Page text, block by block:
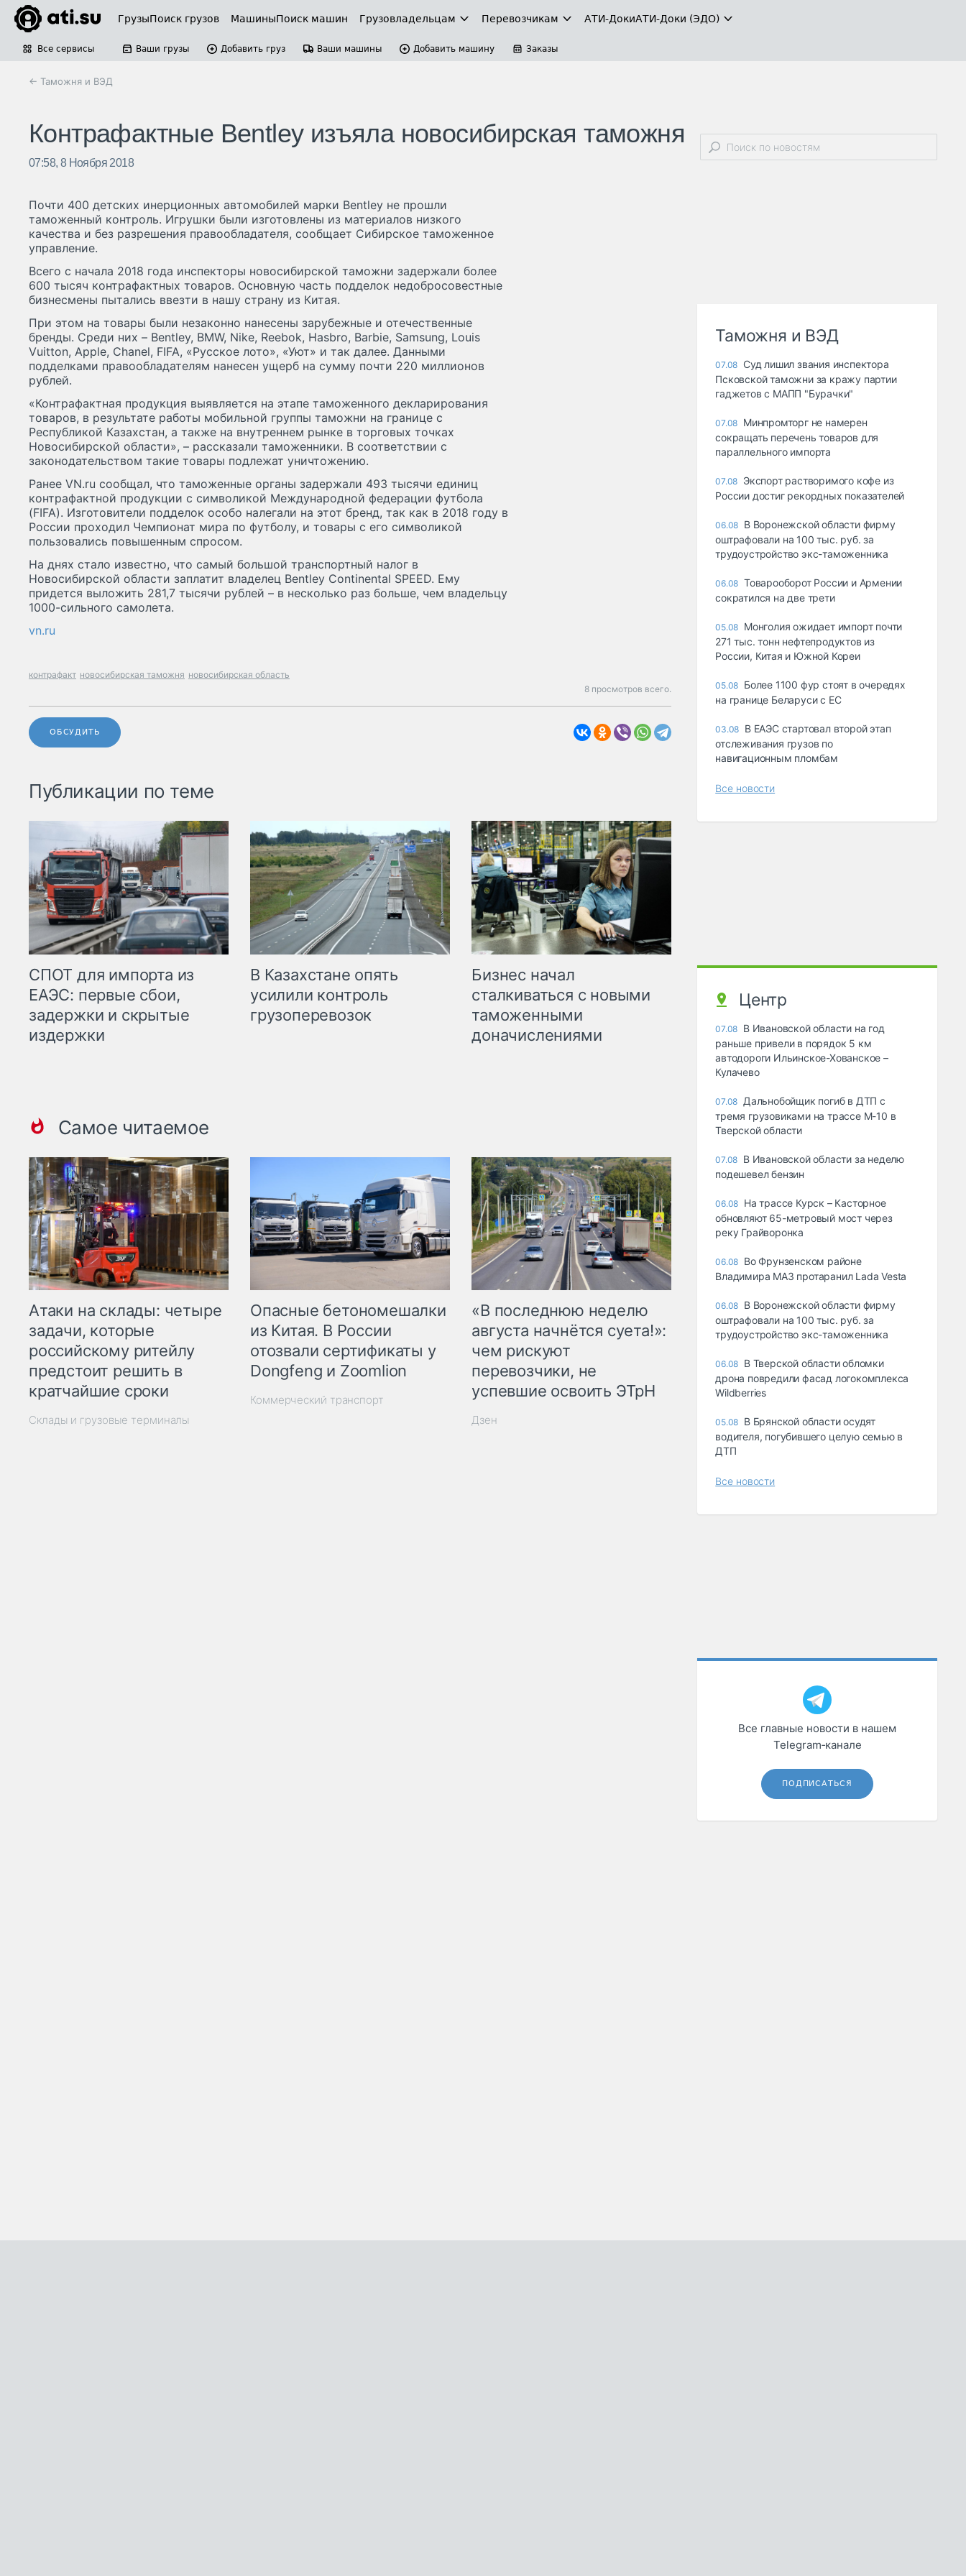
ГрузыПоиск грузов МашиныПоиск машин Грузовладельцам Перевозчикам АТИ-ДокиАТИ-Доки (ЭДО)
Все сервисы Ваши грузы Добавить груз Ваши машины Добавить машину Заказы
← Таможня и ВЭД
Контрафактные Bentley изъяла новосибирская таможня
07:58, 8 Ноября 2018
Почти 400 детских инерционных автомобилей марки Bentley не прошли
таможенный контроль. Игрушки были изготовлены из материалов низкого
качества и без разрешения правообладателя, сообщает Сибирское таможенное
управление.
Всего с начала 2018 года инспекторы новосибирской таможни задержали более
600 тысяч контрафактных товаров. Основную часть подделок недобросовестные
бизнесмены пытались ввезти в нашу страну из Китая.
При этом на товары были незаконно нанесены зарубежные и отечественные
бренды. Среди них – Bentley, BMW, Nike, Reebok, Hasbro, Barbie, Samsung, Louis
Vuitton, Apple, Chanel, FIFA, «Русское лото», «Уют» и так далее. Данными
подделками правообладателям нанесен ущерб на сумму почти 220 миллионов
рублей.
«Контрафактная продукция выявляется на этапе таможенного декларирования
товаров, в результате работы мобильной группы таможни на границе с
Республикой Казахстан, а также на внутреннем рынке в торговых точках
Новосибирской области», – рассказали таможенники. В соответствии с
законодательством такие товары подлежат уничтожению.
Ранее VN.ru сообщал, что таможенные органы задержали 493 тысячи единиц
контрафактной продукции с символикой Международной федерации футбола
(FIFA). Изготовители подделок особо налегали на этот бренд, так как в 2018 году в
России проходил Чемпионат мира по футболу, и товары с его символикой
пользовались повышенным спросом.
На днях стало известно, что самый большой транспортный налог в
Новосибирской области заплатит владелец Bentley Continental SРЕЕD. Ему
придется выложить 281,7 тысячи рублей – в несколько раз больше, чем владельцу
1000-сильного самолета.
vn.ru
контрафакт новосибирская таможня новосибирская область
8 просмотров всего.
ОБСУДИТЬ
Публикации по теме
СПОТ для импорта из
ЕАЭС: первые сбои,
задержки и скрытые
издержки
В Казахстане опять
усилили контроль
грузоперевозок
Бизнес начал
сталкиваться с новыми
таможенными
доначислениями
Самое читаемое
Атаки на склады: четыре
задачи, которые
российскому ритейлу
предстоит решить в
кратчайшие сроки
Склады и грузовые терминалы
Опасные бетономешалки
из Китая. В России
отозвали сертификаты у
Dongfeng и Zoomlion
Коммерческий транспорт
«В последнюю неделю
августа начнётся суета!»:
чем рискуют
перевозчики, не
успевшие освоить ЭТрН
Дзен
Таможня и ВЭД
07.08 Суд лишил звания инспектора
Псковской таможни за кражу партии
гаджетов с МАПП "Бурачки"
07.08 Минпромторг не намерен
сокращать перечень товаров для
параллельного импорта
07.08 Экспорт растворимого кофе из
России достиг рекордных показателей
06.08 В Воронежской области фирму
оштрафовали на 100 тыс. руб. за
трудоустройство экс-таможенника
06.08 Товарооборот России и Армении
сократился на две трети
05.08 Монголия ожидает импорт почти
271 тыс. тонн нефтепродуктов из
России, Китая и Южной Кореи
05.08 Более 1100 фур стоят в очередях
на границе Беларуси с ЕС
03.08 В ЕАЭС стартовал второй этап
отслеживания грузов по
навигационным пломбам
Все новости
Центр
07.08 В Ивановской области на год
раньше привели в порядок 5 км
автодороги Ильинское-Хованское –
Кулачево
07.08 Дальнобойщик погиб в ДТП с
тремя грузовиками на трассе М-10 в
Тверской области
07.08 В Ивановской области за неделю
подешевел бензин
06.08 На трассе Курск – Касторное
обновляют 65-метровый мост через
реку Грайворонка
06.08 Во Фрунзенском районе
Владимира МАЗ протаранил Lada Vesta
06.08 В Воронежской области фирму
оштрафовали на 100 тыс. руб. за
трудоустройство экс-таможенника
06.08 В Тверской области обломки
дрона повредили фасад логокомплекса
Wildberries
05.08 В Брянской области осудят
водителя, погубившего целую семью в
ДТП
Все новости
Все главные новости в нашем
Telegram‑канале
ПОДПИСАТЬСЯ